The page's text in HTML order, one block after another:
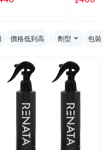
IS06 IS05
H07
價格低到高 劑型 包裝